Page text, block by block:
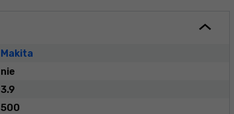
Makita
nie
3.9
500